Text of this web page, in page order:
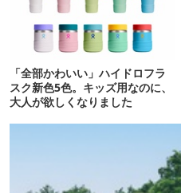
「全部かわいい」ハイドロフラ
スク新色5色。キッズ用なのに、
大人が欲しくなりました